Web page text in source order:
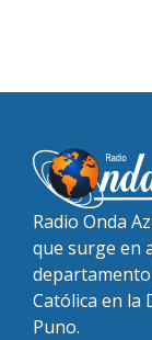
Radio Onda
que surge en
Católica en la
Puno.